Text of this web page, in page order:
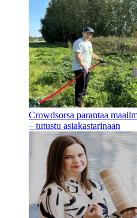
Crowdsorsa parantaa
– tutustu asiakastarinaan